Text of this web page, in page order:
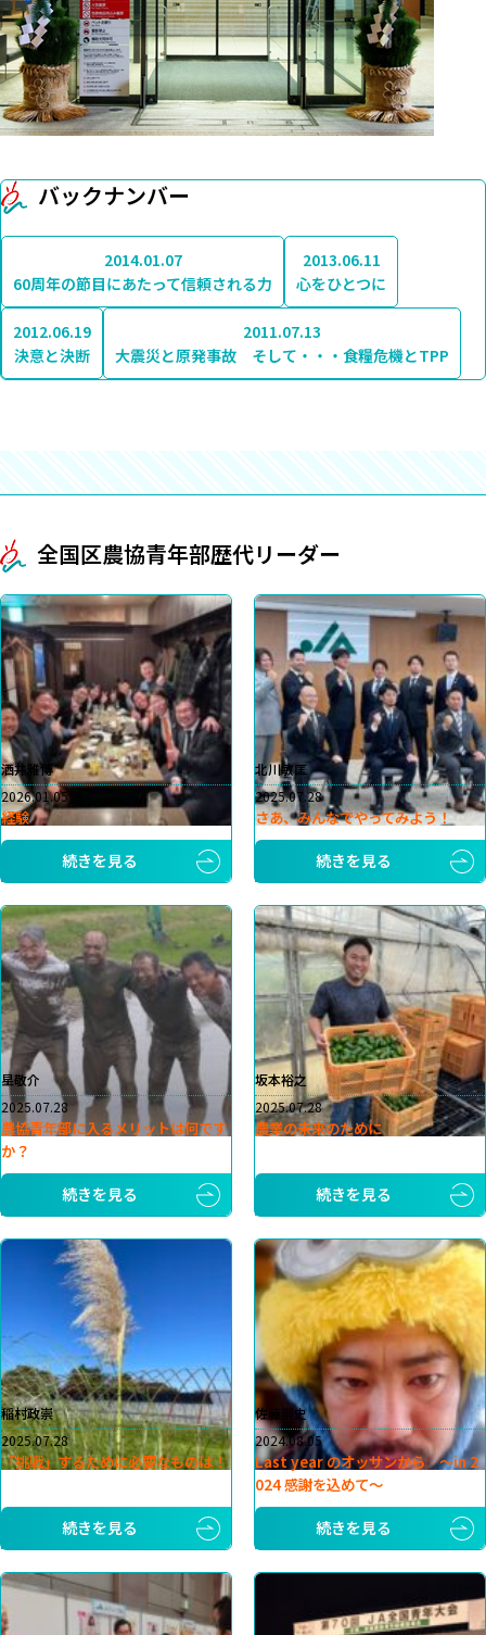
バックナンバー
2014.01.07
60周年の節目にあたって信頼される力
2013.06.11
心をひとつに
2012.06.19
決意と決断
2011.07.13
大震災と原発事故 そして・・・食糧危機とTPP
全国区農協青年部歴代リーダー
洒井雅博
2026.01.05
経験
続きを見る
北川敏匡
2025.07.28
さあ、みんなでやってみよう！
続きを見る
星敬介
2025.07.28
農協青年部に入るメリットは何です
か？
続きを見る
坂本裕之
2025.07.28
農業の未来のために
続きを見る
稲村政崇
2025.07.28
「挑戦」するために必要なものは！
続きを見る
佐藤崇史
2024.08.05
Last year のオッサンから 〜in 2
024 感謝を込めて〜
続きを見る